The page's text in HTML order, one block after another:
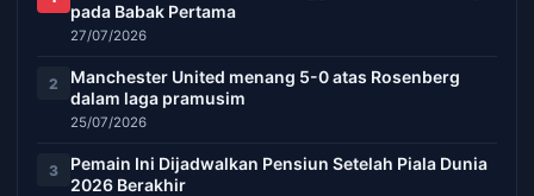
pada Babak Pertama
27/07/2026
2
Manchester United menang 5-0 atas Rosenberg
dalam laga pramusim
25/07/2026
3
Pemain Ini Dijadwalkan Pensiun Setelah Piala Dunia
2026 Berakhir